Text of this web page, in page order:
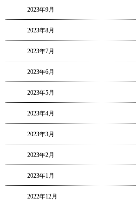
2023年9月
2023年8月
2023年7月
2023年6月
2023年5月
2023年4月
2023年3月
2023年2月
2023年1月
2022年12月